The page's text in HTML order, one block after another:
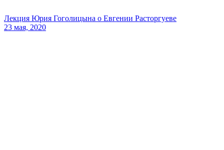
Лекция Юрия Гоголицына о Евгении Расторгуеве
23 мая, 2020